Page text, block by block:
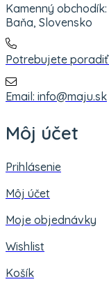
Kamenný
Baňa, Slovensko
Potrebujete
Email: info@maju.sk
Môj účet
Prihlásenie
Môj účet
Moje objednávky
Wishlist
Košík